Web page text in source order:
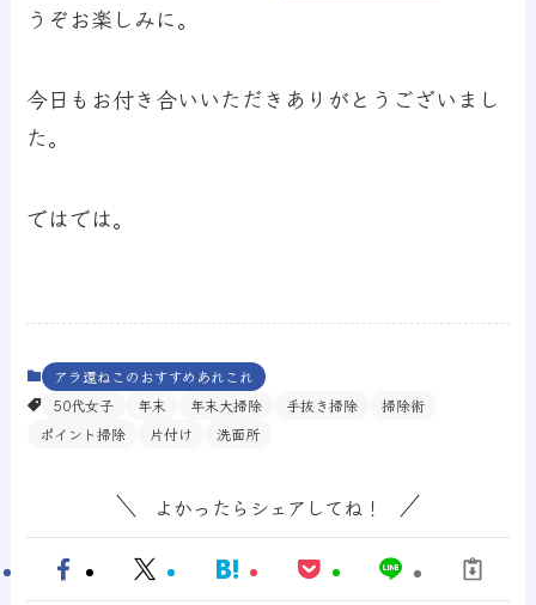
うぞお楽しみに。
今日もお付き合いいただきありがとうございまし
た。
ではでは。
アラ還ねこのおすすめあれこれ
50代女子
年末 年末大掃除 手抜き掃除
掃除術
ポイント掃除
片付け 洗面所
よかったらシェアしてね！